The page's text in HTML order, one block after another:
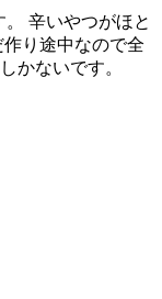
辛いやつがほと
り途中なので全
かないです。